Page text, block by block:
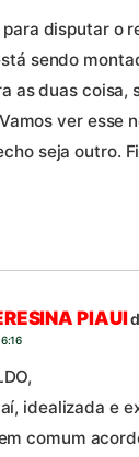
para disputar o
sendo
as duas coisa,
ver esse
seja outro.
PIAUI
idealizada e
comum